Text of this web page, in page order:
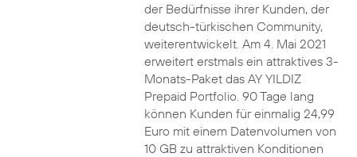
der Bedürfnisse ihrer Kunden, der
deutsch-türkischen Community,
weiterentwickelt. Am 4. Mai 2021
erweitert erstmals ein attraktives 3-
Monats-Paket das AY YILDIZ
Prepaid Portfolio. 90 Tage lang
können Kunden für einmalig 24,99
Euro mit einem Datenvolumen von
10 GB zu attraktiven Konditionen